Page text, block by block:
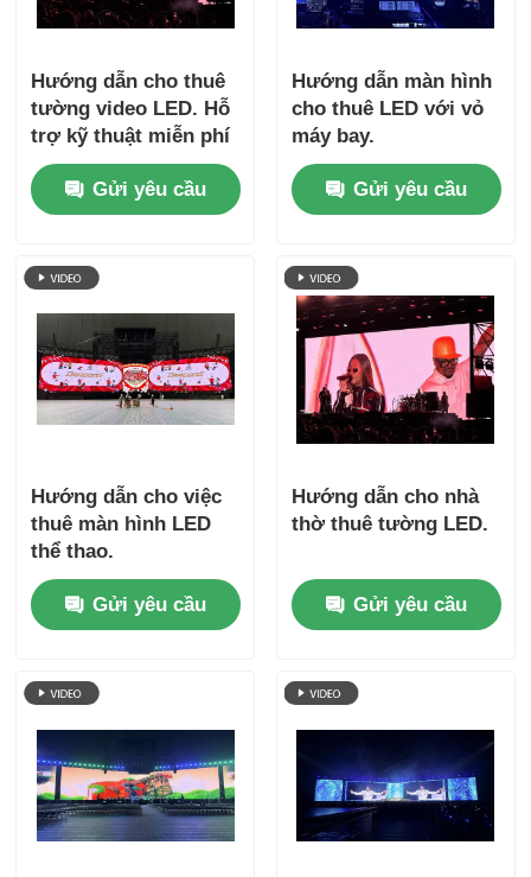
Hướng dẫn cho thuê
tường video LED. Hỗ
trợ kỹ thuật miễn phí
& vận chuyển toàn
cầu
Gửi yêu cầu
Hướng dẫn màn hình
cho thuê LED với vỏ
máy bay.
Gửi yêu cầu
Hướng dẫn cho việc
thuê màn hình LED
thể thao.
Gửi yêu cầu
Hướng dẫn cho nhà
thờ thuê tường LED.
Gửi yêu cầu